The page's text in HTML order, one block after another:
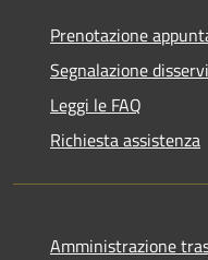
Prenotazione
Segnalazione
Leggi le FAQ
Richiesta assistenza
Amministrazione